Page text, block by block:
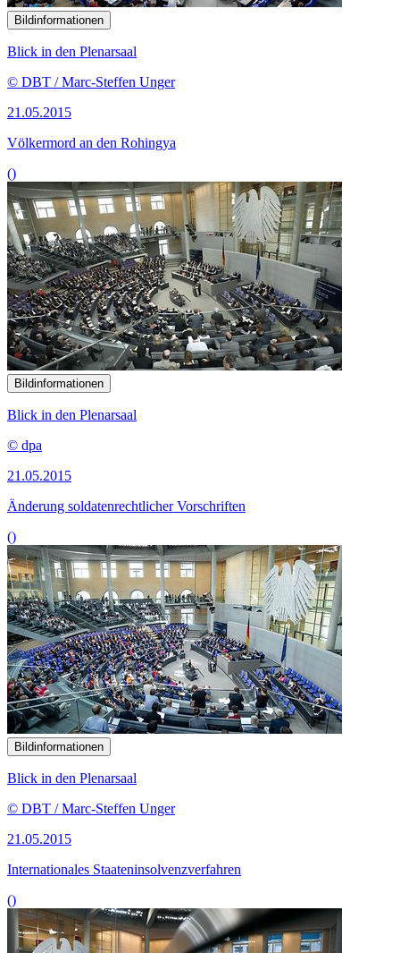
Bildinformationen
Blick in den Plenarsaal
© DBT / Marc-Steffen Unger
21.05.2015
Völkermord an den Rohingya
()
Bildinformationen
Blick in den Plenarsaal
© dpa
21.05.2015
Änderung soldatenrechtlicher Vorschriften
()
Bildinformationen
Blick in den Plenarsaal
© DBT / Marc-Steffen Unger
21.05.2015
Internationales Staateninsolvenzverfahren
()